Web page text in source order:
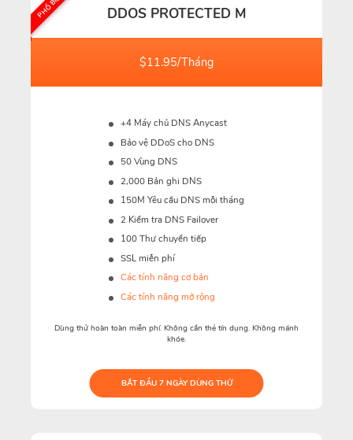
DDOS PROTECTED M
$11.95/Tháng
+4 Máy chủ DNS Anycast
Bảo vệ DDoS cho DNS
50 Vùng DNS
2,000 Bản ghi DNS
150M Yêu cầu DNS mỗi tháng
2 Kiểm tra DNS Failover
100 Thư chuyển tiếp
SSL miễn phí
Các tính năng cơ bản
Các tính năng mở rộng
Dùng thử hoàn toàn miễn phí. Không cần thẻ tín dụng. Không mánh
khóe.
BẮT ĐẦU 7 NGÀY DÙNG THỬ